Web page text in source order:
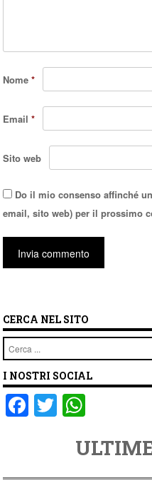
Nome*
Email*
Sito web
Do il mio consenso affinché
email, sito web) per il prossimo
CERCA NEL SITO
Cerca
I NOSTRI SOCIAL
F
a
e
T
wi
er
at
s